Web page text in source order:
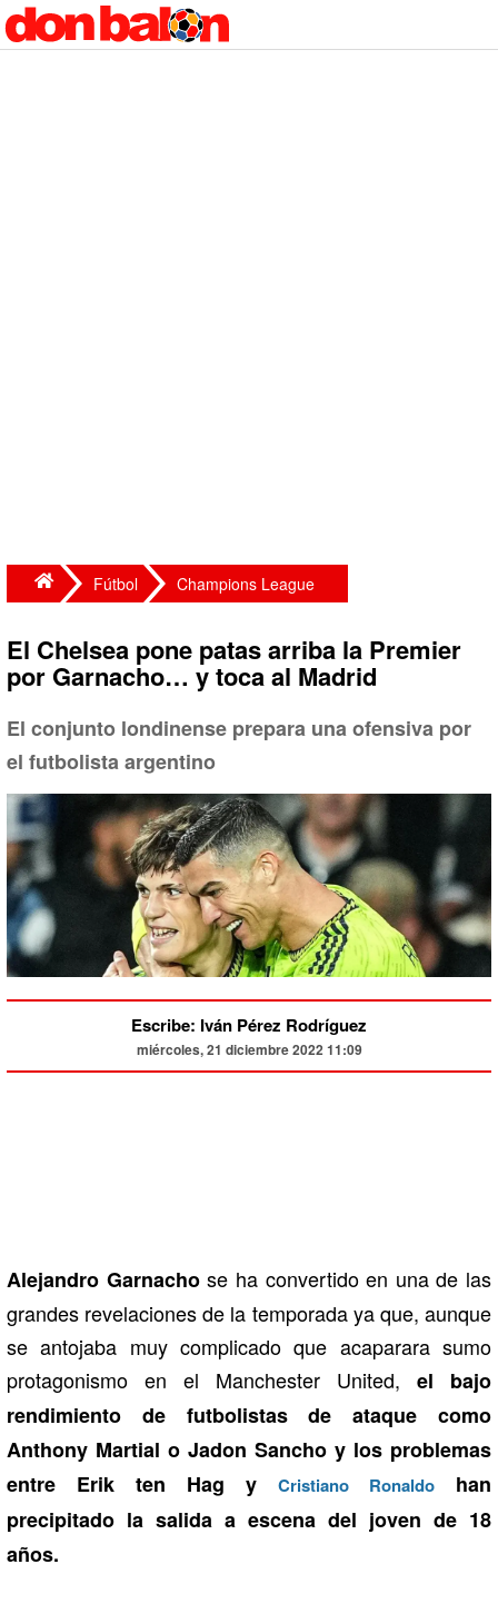
Fútbol Champions League
El Chelsea pone patas arriba la Premier
por Garnacho… y toca al Madrid
El conjunto londinense prepara una ofensiva por
el futbolista argentino
Escribe: Iván Pérez Rodríguez
miércoles, 21 diciembre 2022 11:09
Alejandro Garnachose ha convertido en una de las
grandes revelaciones de la temporada ya que, aunque
se antojaba muy complicado que acaparara sumo
protagonismo en el Manchester United, el bajo
rendimiento de futbolistas de ataque como
Anthony Martial o Jadon Sancho y los problemas
entre Erik ten Hag y Cristiano Ronaldo han
precipitado la salida a escena del joven de 18
años.